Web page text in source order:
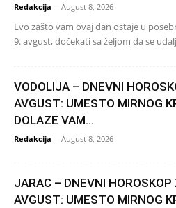
Redakcija - August 8, 2026
Evo zašto vam ovaj dan ostaje u
9. avgust, dočekati sa željom da se
VODOLIJA – DNEVNI
AVGUST: UMESTO MIRNOG
DOLAZE VAM...
Redakcija - August 8, 2026
JARAC – DNEVNI
AVGUST: UMESTO MIRNOG